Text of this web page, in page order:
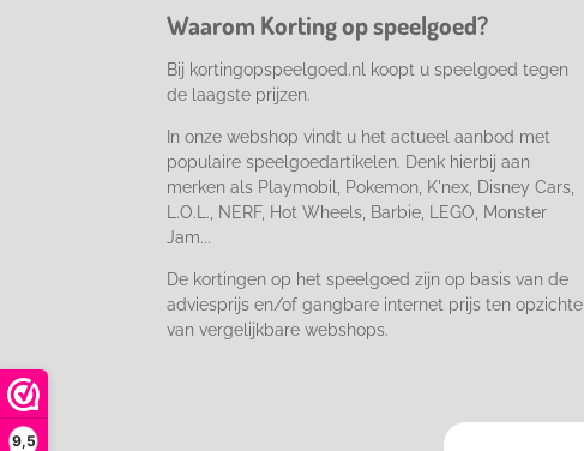
9,5
k
a
Waarom Korting op speelgoed?
Bij kortingopspeelgoed.nl koopt u speelgoed tegen
de laagste prijzen.
In onze webshop vindt u het actueel aanbod met
populaire speelgoedartikelen. Denk hierbij aan
merken als Playmobil, Pokemon, K'nex, Disney Cars,
L.O.L., NERF, Hot Wheels, Barbie, LEGO, Monster
Jam...
De kortingen op het speelgoed zijn op basis van de
adviesprijs en/of gangbare internet prijs ten opzichte
van vergelijkbare webshops.